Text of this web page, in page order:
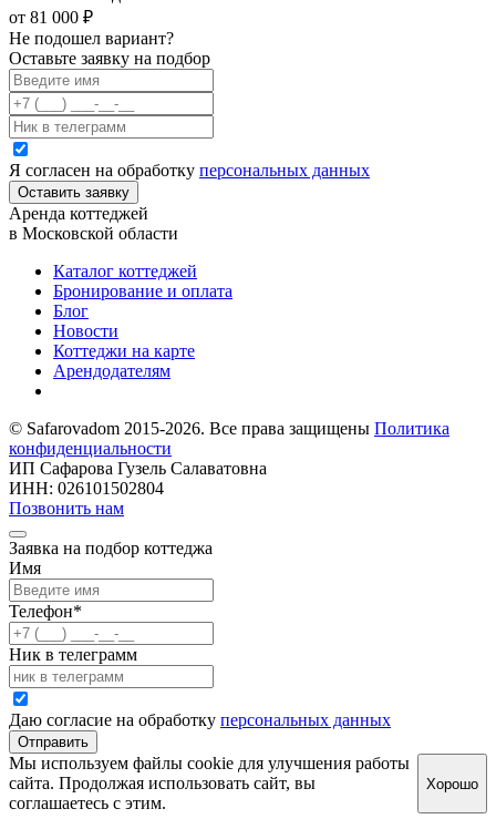
от 81 000 ₽
Не подошел вариант?
Оставьте заявку на подбор
Я согласен на обработку персональных данных
Оставить заявку
Аренда коттеджей
в Московской области
Каталог коттеджей
Бронирование и оплата
Блог
Новости
Коттеджи на карте
Арендодателям
© Safarovadom 2015-2026. Все права защищены Политика
конфиденциальности
ИП Сафарова Гузель Салаватовна
ИНН: 026101502804
Позвонить нам
Заявка на подбор коттеджа
Имя
Телефон*
Ник в телеграмм
Даю согласие на обработку персональных данных
Отправить
Мы используем файлы cookie для улучшения работы
сайта. Продолжая использовать сайт, вы
соглашаетесь с этим.
Хорошо